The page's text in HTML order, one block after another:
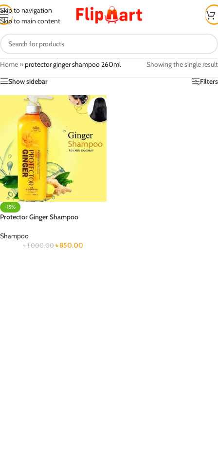
Skip to navigation
Skip to main content
Home »protector ginger shampoo 260ml
Showing the single result
Show sidebar
Filters
-15%
Protector Ginger Shampoo
Shampoo
৳1,000.00 ৳850.00